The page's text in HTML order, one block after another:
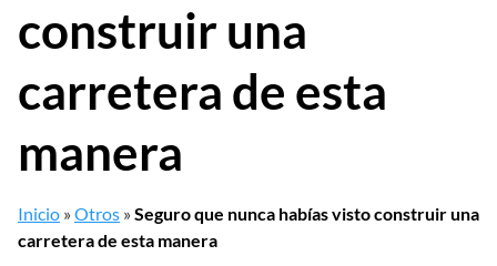
construir una
carretera de esta
manera
Inicio »Otros »Seguro que nunca habías visto construir una
carretera de esta manera